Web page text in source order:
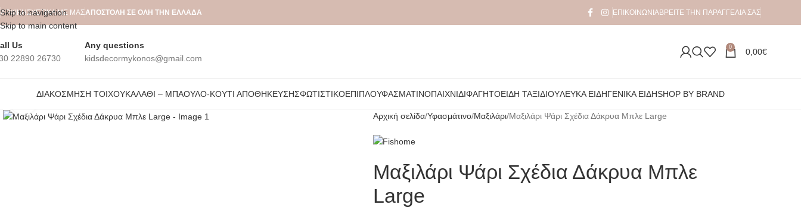
Skip to navigation
Skip to main content
ΑΡΧΙΚΉΣΧΕΤΙΚΆ ΜΕ ΜΑΣΑΠΟΣΤΟΛΗ ΣΕ ΟΛΗ ΤΗΝ ΕΛΛΑΔΑ ΕΠΙΚΟΙΝΩΝΊΑΒΡΕΊΤΕ ΤΗΝ ΠΑΡΑΓΓΕΛΊΑ ΣΑΣ
Us
22890 26730
Any questions
kidsdecormykonos@gmail.com
0 0,00€
ΔΙΑΚΌΣΜΗΣΗ ΤΟΊΧΟΥΚΑΛΆΘΙ – ΜΠΑΟΎΛΟ-ΚΟΥΤΊ ΑΠΟΘΉΚΕΥΣΗΣΦΩΤΙΣΤΙΚΌΈΠΙΠΛΟΥΦΑΣΜΆΤΙΝΟΠΑΙΧΝΊΔΙΦΑΓΗΤΌΕΊΔΗ ΤΑΞΙΔΙΟΎΛΕΥΚΆ ΕΊΔΗΓΕΝΙΚΆ ΕΊΔΗSHOP BY BRAND
Click to enlarge
Αρχική σελίδα Υφασμάτινο Μαξιλάρι Μαξιλάρι Ψάρι Σχέδια Δάκρυα Μπλε Large
Μαξιλάρι Ψάρι Σχέδια Δάκρυα Μπλε
Large